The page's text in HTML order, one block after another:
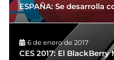
ESPAÑA: Se desarrolla
6 de enero de 2017
CES 2017: El